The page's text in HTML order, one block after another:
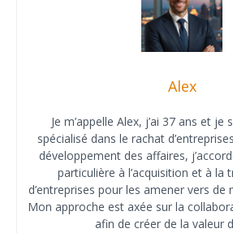
Alex
Je m’appelle Alex, j’ai 37 ans et je
spécialisé dans le rachat
développement des affaires,
particulière à l’acquisition et à la
d’entreprises pour les amener vers
Mon approche est axée sur la
afin de créer de la valeur